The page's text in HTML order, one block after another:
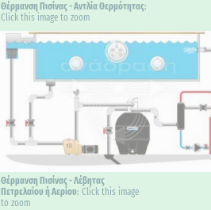
Θέρμανση Πισίνας - Αντλία Θερμότητας:
Click this image to zoom
Θέρμανση Πισίνας - Λέβητας
Πετρελαίου ή Αερίου: Click this image
to zoom